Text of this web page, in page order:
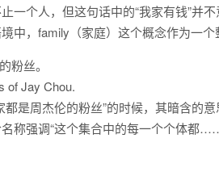
一个人，但这句话中的“我家有钱”并
中，family（家庭）这个概念作为一个
粉丝。
of Jay Chou.
都是周杰伦的粉丝”的时候，其暗含的
名称强调“这个集合中的每一个个体都